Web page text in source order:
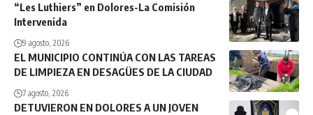
“Les Luthiers” en Dolores-La Comisión
Intervenida
9 agosto, 2026
EL MUNICIPIO CONTINÚA CON LAS TAREAS
DE LIMPIEZA EN DESAGÜES DE LA CIUDAD
7 agosto, 2026
DETUVIERON EN DOLORES A UN JOVEN